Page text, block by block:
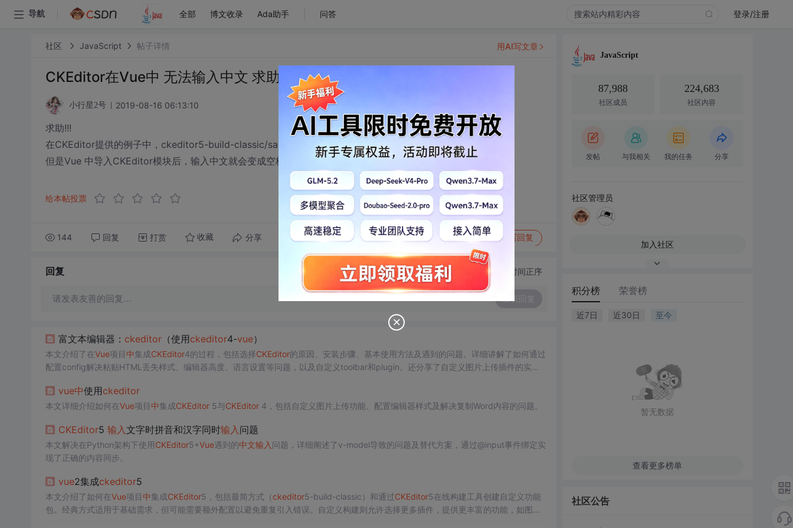
导航 全部 博文收录 Ada助手 问答 登录/注册
社区 JavaScript 帖子详情
CKEditor在Vue中 无法输入中文 求助！
小行星2号 2019-08-16 06:13:10
求助!!!
在CKEditor提供的例子中，ckeditor5-build-classic/sample/index.html中是可以正常输入各种字符的。
但是Vue 中导入CKEditor模块后，输入中文就会变成空格，然后无法继续输入中文（非中文字符都能输入）
给本帖投票
144 回复 打赏 收藏 分享 转发到动态 举报 写回复
用AI写文章
回复 切换为时间正序
请发表友善的回复…
富文本编辑器： ckeditor（使用ckeditor4-vue）
本文介绍了在Vue项目 中集成CKEditor4的过程，包括选择CKEditor的原因、安装步骤、基本使用方法及遇到的问题。详细讲解了如何通过
配置config解决粘贴HTML丢失样式、编辑器高度、语言设置等问题，以及自定义toolbar和plugin。还分享了自定义图片上传插件的实
问题导致的加载延迟问题。
vue中使用ckeditor
本文详细介绍如何在Vue项目 中集成CKEditor5与CKEditor4，包括自定义图片上传功能、配置编辑器样式及解决复制Word内容的问题。
CKEditor5 输入文字时拼音和汉字同时输入 问题
本文解决在Python架构下使用CKEditor5+Vue遇到的中文输入 问题，详细阐述了v-model导致的问题及替代方案，通过@input事件绑定实
现了正确的内容同步。
vue2集成ckeditor5
本文介绍了如何在Vue项目 中集成CKEditor5，包括最简方式（ckeditor5-build-classic）和通过CKEditor5在线构建工具创建自定义功能
包。经典方式适用于基础需求，但可能需要额外配置以避免重复引入错误。自定义构建则允许选择更多插件，提供更丰富的功能，如图片
JavaScript
87,988
社区成员
224,683
社区内容
发帖 与我相关 我的任务 分享
社区管理员
加入社区
积分榜 荣誉榜
近7日 近30日 至今
暂无数据
查看更多榜单
社区公告